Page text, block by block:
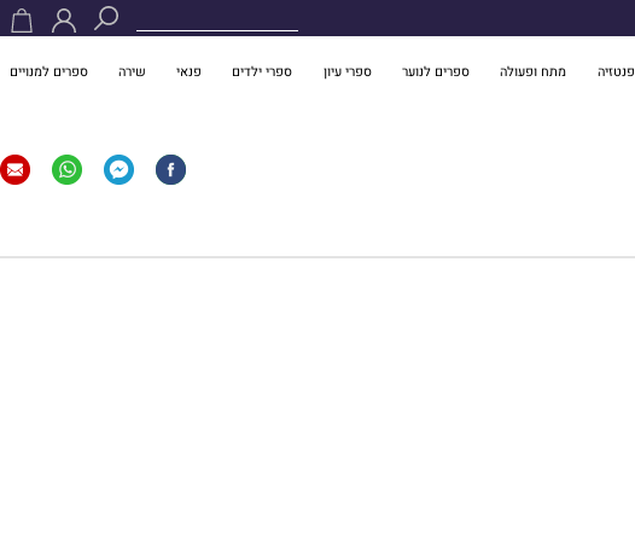
מתח ופעולה ספרים לנוער ספרי עיון ספרי ילדים פנאי שירה ספרים למנויים